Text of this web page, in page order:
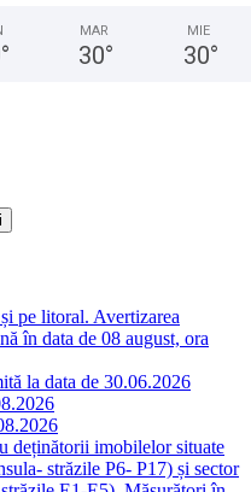
°
MAR
30°
MIE
30°
pe litoral. Avertizarea
în data de 08 august, ora
la data de 30.06.2026
imobilelor situate
străzile P6- P17) și sector